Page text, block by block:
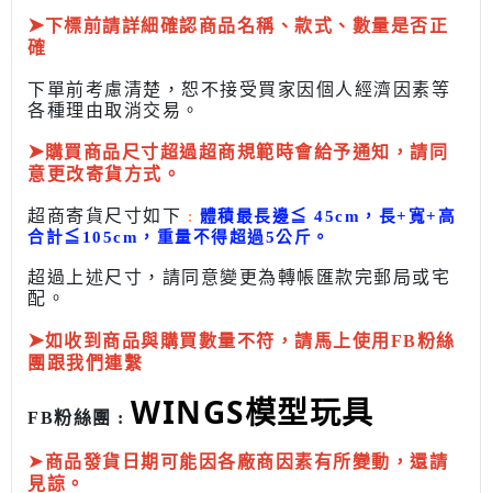
➤下標前請詳細確認商品名稱、款式、數量是否正
確
下單前考慮清楚，恕不接受買家因個人經濟因素等
各種理由取消交易。
➤購買商品尺寸超過超商規範時會給予通知，請同
意更改寄貨方式。
超商寄貨尺寸如下 : 體積最長邊≦ 45cm，長+寬+高
合計≦ 105cm， 重量不得超過5公斤 。
超過上述尺寸，請同意變更為轉帳匯款完郵局或宅
配 。
➤如收到商品與購買數量不符，請馬上使用FB粉絲
團跟我們連繫
FB粉絲團 : WINGS模型玩具
➤商品發貨日期可能因各廠商因素有所變動，還請
見諒。